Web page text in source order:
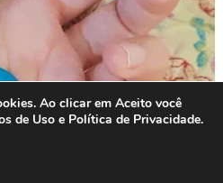
Ao clicar em Aceito você
de Uso e Política de Privacidade.